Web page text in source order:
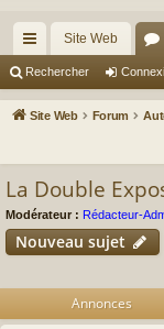
cc
ès
Site Web
or
u
Rechercher
Site Web Forum
La Double
Modérateur : Rédacteur-
Nouveau sujet
Annonces